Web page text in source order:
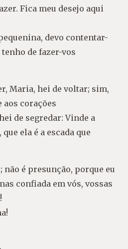
Fica meu desejo aqui
devo contentar-
de fazer-vos
Maria, hei de voltar; sim,
aos corações
de segredar: Vinde a
ela é a escada que
não é presunção, porque eu
confiada em vós, vossas